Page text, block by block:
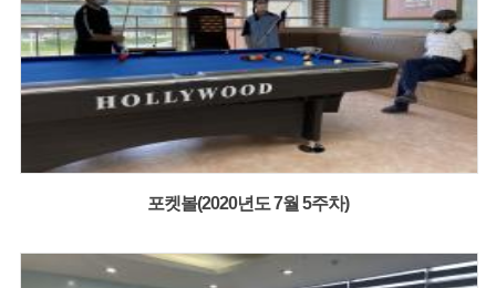
포켓볼(2020년도 7월 5주차)